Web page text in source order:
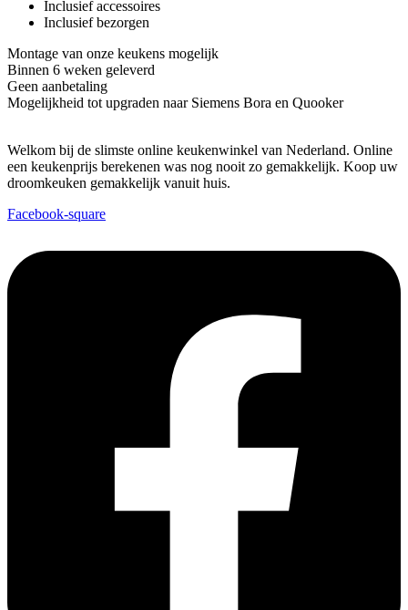
Inclusief accessoires
Inclusief bezorgen
Montage van onze keukens mogelijk
Binnen 6 weken geleverd
Geen aanbetaling
Mogelijkheid tot upgraden naar Siemens Bora en Quooker
Welkom bij de slimste online keukenwinkel van Nederland. Online
een keukenprijs berekenen was nog nooit zo gemakkelijk. Koop uw
droomkeuken gemakkelijk vanuit huis.
Facebook-square